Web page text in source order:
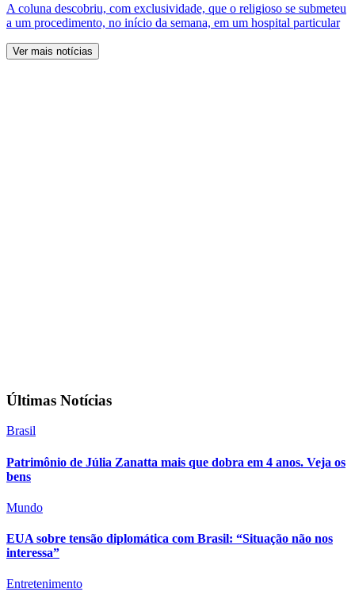
A coluna descobriu, com exclusividade, que o religioso se submeteu
a um procedimento, no início da semana, em um hospital particular
Ver mais notícias
Últimas Notícias
Brasil
Patrimônio de Júlia Zanatta mais que dobra em 4 anos. Veja os
bens
Mundo
EUA sobre tensão diplomática com Brasil: “Situação não nos
interessa”
Entretenimento